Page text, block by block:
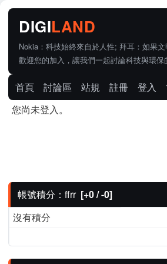
Nokia：科技始終來自於人性; 拜耳：如果
歡迎您的加入，讓我們一起討論科技與環保
首頁 討論區 站規 註冊 登入
您尚未登入。
帳號積分：ffrr [+0 / -0]
沒有積分